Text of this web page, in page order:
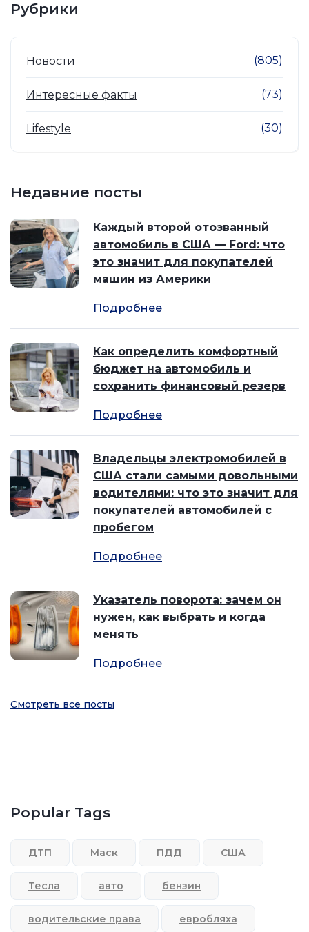
Рубрики
Новости (805)
Интересные факты (73)
Lifestyle (30)
Недавние посты
Каждый второй отозванный
автомобиль в США — Ford: что
это значит для покупателей
машин из Америки
Подробнее
Как определить комфортный
бюджет на автомобиль и
сохранить финансовый резерв
Подробнее
Владельцы электромобилей в
США стали самыми довольными
водителями: что это значит для
покупателей автомобилей с
пробегом
Подробнее
Указатель поворота: зачем он
нужен, как выбрать и когда
менять
Подробнее
Смотреть все посты
Popular Tags
ДТП Маск ПДД США
Тесла авто бензин
водительские права евробляха